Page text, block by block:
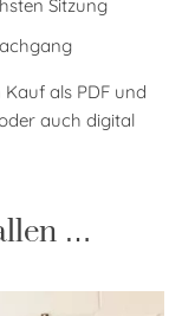
Sitzung
als PDF und
auch digital
…